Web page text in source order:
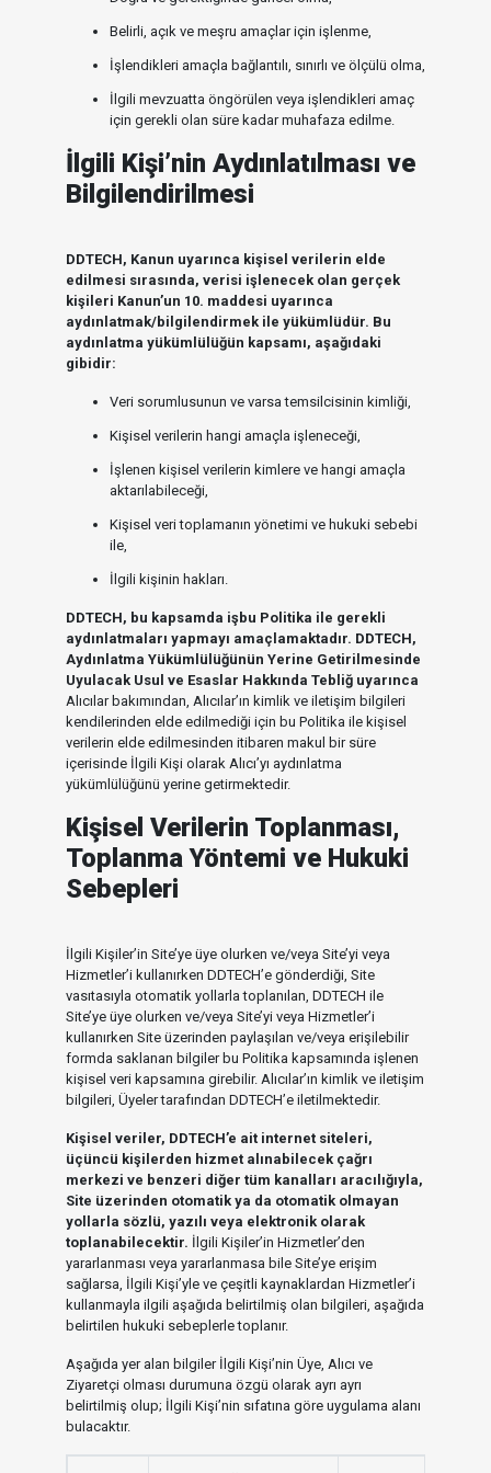
Belirli, açık ve meşru amaçlar için işlenme,
İşlendikleri amaçla bağlantılı, sınırlı ve ölçülü olma,
İlgili mevzuatta öngörülen veya işlendikleri amaç
için gerekli olan süre kadar muhafaza edilme.
İlgili Kişi’nin Aydınlatılması ve
Bilgilendirilmesi
DDTECH, Kanun uyarınca kişisel verilerin elde
edilmesi sırasında, verisi işlenecek olan gerçek
kişileri Kanun’un 10. maddesi uyarınca
aydınlatmak/bilgilendirmek ile yükümlüdür. Bu
aydınlatma yükümlülüğün kapsamı, aşağıdaki
gibidir:
Veri sorumlusunun ve varsa temsilcisinin kimliği,
Kişisel verilerin hangi amaçla işleneceği,
İşlenen kişisel verilerin kimlere ve hangi amaçla
aktarılabileceği,
Kişisel veri toplamanın yönetimi ve hukuki sebebi
ile,
İlgili kişinin hakları.
DDTECH, bu kapsamda işbu Politika ile gerekli
aydınlatmaları yapmayı amaçlamaktadır. DDTECH,
Aydınlatma Yükümlülüğünün Yerine Getirilmesinde
Uyulacak Usul ve Esaslar Hakkında Tebliğ uyarınca
Alıcılar bakımından, Alıcılar’ın kimlik ve iletişim bilgileri
kendilerinden elde edilmediği için bu Politika ile kişisel
verilerin elde edilmesinden itibaren makul bir süre
içerisinde İlgili Kişi olarak Alıcı’yı aydınlatma
yükümlülüğünü yerine getirmektedir.
Kişisel Verilerin Toplanması,
Toplanma Yöntemi ve Hukuki
Sebepleri
İlgili Kişiler’in Site’ye üye olurken ve/veya Site’yi veya
Hizmetler’i kullanırken DDTECH’e gönderdiği, Site
vasıtasıyla otomatik yollarla toplanılan, DDTECH ile
Site’ye üye olurken ve/veya Site’yi veya Hizmetler’i
kullanırken Site üzerinden paylaşılan ve/veya erişilebilir
formda saklanan bilgiler bu Politika kapsamında işlenen
kişisel veri kapsamına girebilir. Alıcılar’ın kimlik ve iletişim
bilgileri, Üyeler tarafından DDTECH’e iletilmektedir.
Kişisel veriler, DDTECH’e ait internet siteleri,
üçüncü kişilerden hizmet alınabilecek çağrı
merkezi ve benzeri diğer tüm kanalları aracılığıyla,
Site üzerinden otomatik ya da otomatik olmayan
yollarla sözlü, yazılı veya elektronik olarak
toplanabilecektir. İlgili Kişiler’in Hizmetler’den
yararlanması veya yararlanmasa bile Site’ye erişim
sağlarsa, İlgili Kişi’yle ve çeşitli kaynaklardan Hizmetler’i
kullanmayla ilgili aşağıda belirtilmiş olan bilgileri, aşağıda
belirtilen hukuki sebeplerle toplanır.
Aşağıda yer alan bilgiler İlgili Kişi’nin Üye, Alıcı ve
Ziyaretçi olması durumuna özgü olarak ayrı ayrı
belirtilmiş olup; İlgili Kişi’nin sıfatına göre uygulama alanı
bulacaktır.